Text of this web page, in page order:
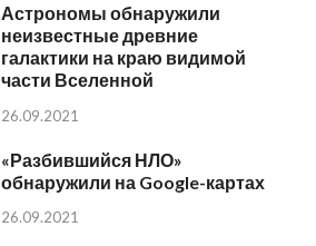
Астрономы обнаружили
неизвестные древние
галактики на краю видимой
части Вселенной
26.09.2021
«Разбившийся НЛО»
обнаружили на Google-картах
26.09.2021